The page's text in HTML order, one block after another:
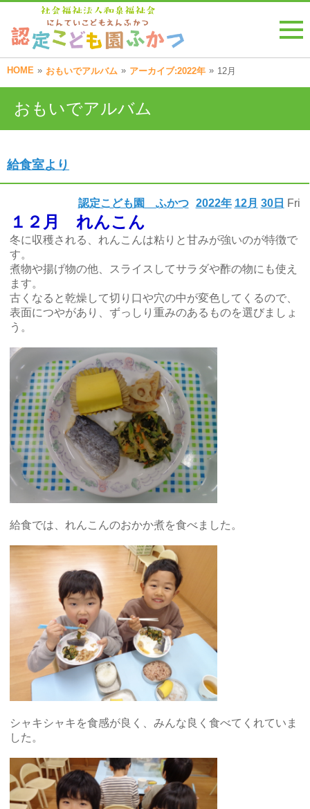
HOME » おもいでアルバム » アーカイブ:2022年 » 12月
おもいでアルバム
給食室より
2022年 12月 30日 Fri
認定こども園 ふかつ
１２月 れんこん
冬に収穫される、れんこんは粘りと甘みが強いのが特徴で
す。
煮物や揚げ物の他、スライスしてサラダや酢の物にも使え
ます。
古くなると乾燥して切り口や穴の中が変色してくるので、
表面につやがあり、ずっしり重みのあるものを選びましょ
う。
給食では、れんこんのおかか煮を食べました。
シャキシャキを食感が良く、みんな良く食べてくれていま
した。